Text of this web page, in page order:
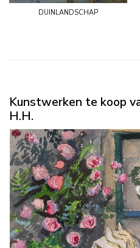
duinlandschap
Kunstwerken te koop
H.H.